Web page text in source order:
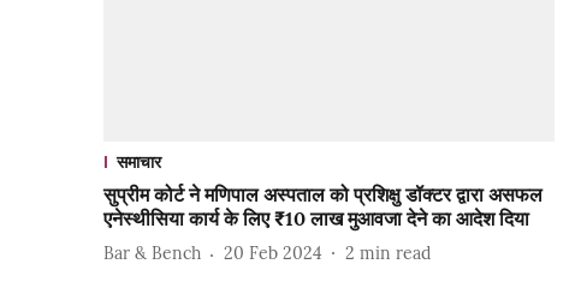
समाचार
सुप्रीम कोर्ट ने मणिपाल अस्पताल को प्रशिक्षु डॉक्टर द्वारा असफल
एनेस्थीसिया कार्य के लिए ₹10 लाख मुआवजा देने का आदेश दिया
Bar & Bench 20 Feb 2024 2 min read